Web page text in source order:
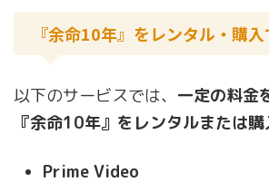
『余命10年』をレンタル・購
以下のサービスでは、 一定の料金
『余命10年』をレンタルまたは
Prime Video